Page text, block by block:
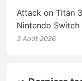
Attack on Titan
Nintendo Switch
3 Août 2026